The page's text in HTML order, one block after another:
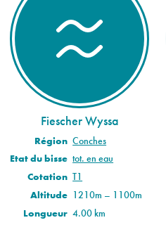
Fiescher Wyssa
Région Conches
Etat du bisse tot. en eau
Cotation T1
Altitude 1210m – 1100m
Longueur 4.00 km